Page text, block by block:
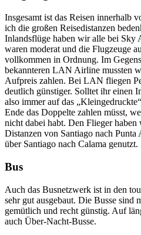
Insgesamt ist das Reisen innerhalb
ich die großen Reisedistanzen
Inlandsflüge haben wir alle bei Sky
waren moderat und die Flugzeuge
vollkommen in Ordnung. Im
bekannteren LAN Airline mussten
Aufpreis zahlen. Bei LAN fliegen
deutlich günstiger. Solltet ihr einen
also immer auf das
Ende das Doppelte zahlen müsst,
nicht dabei habt. Den Flieger
Distanzen von Santiago nach Punta
über Santiago nach Calama genutzt.
Bus
Auch das Busnetzwerk ist in den
sehr gut ausgebaut. Die Busse sind
gemütlich und recht günstig. Auf
auch Über-Nacht-Busse.